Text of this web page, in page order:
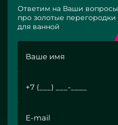
Ответим на Ваши вопросы
про золотые перегородки
для ванной